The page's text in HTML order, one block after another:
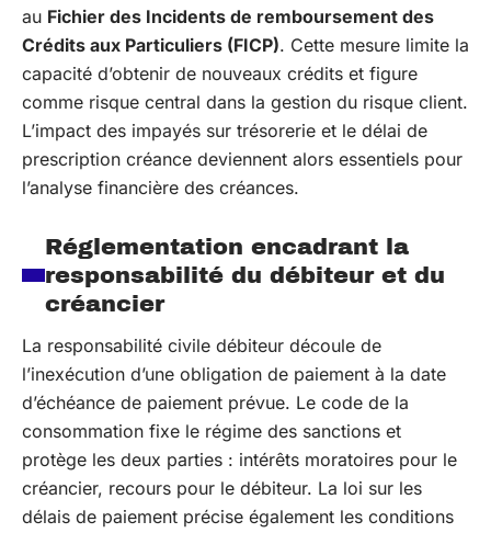
au Fichier des Incidents de remboursement des
Crédits aux Particuliers (FICP). Cette mesure limite la
capacité d’obtenir de nouveaux crédits et figure
comme risque central dans la gestion du risque client.
L’impact des impayés sur trésorerie et le délai de
prescription créance deviennent alors essentiels pour
l’analyse financière des créances.
Réglementation encadrant la
responsabilité du débiteur et du
créancier
La responsabilité civile débiteur découle de
l’inexécution d’une obligation de paiement à la date
d’échéance de paiement prévue. Le code de la
consommation fixe le régime des sanctions et
protège les deux parties : intérêts moratoires pour le
créancier, recours pour le débiteur. La loi sur les
délais de paiement précise également les conditions